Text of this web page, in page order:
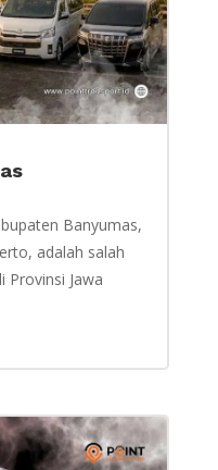
Banyumas,
adalah salah
Provinsi Jawa